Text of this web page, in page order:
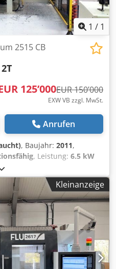
1 / 1
2515 CB
125’000EUR 150’000
EXW VB zzgl. MwSt.
Anrufen
, Baujahr: 2011,
, Leistung: 6.5 kW
400 V
X-Achse:2’500
mm
, Verfahrweg Z-Achse:
im Werkzeugmagazin:16,
, Steuerungsmodell:
X-Achse:
800
Y-Achse:800 m/min,
600 m/min, Leistung
Anzahl der Spindeln:2,
HSK F50,
Kleinanzeige